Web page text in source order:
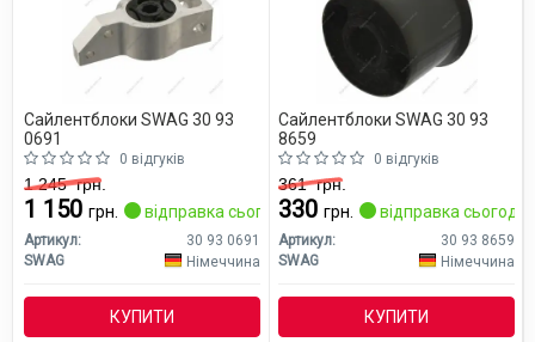
Сайлентблоки SWAG 30 93
0691
0 відгуків
1 245грн.
1 150 грн. відправка сьогодні
Артикул:
30 93 0691
SWAG
Німеччина
КУПИТИ
Сайлентблоки SWAG 30 93
8659
0 відгуків
361грн.
330 грн. відправка сьогодні
Артикул:
30 93 8659
SWAG
Німеччина
КУПИТИ